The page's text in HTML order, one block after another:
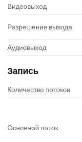
Видеовыход
Разрешение вывода
Аудиовыход
Запись
Количество потоков
Основной поток